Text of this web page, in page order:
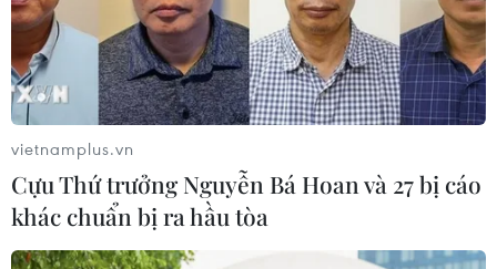
vietnamplus.vn
Cựu Thứ trưởng Nguyễn Bá Hoan và 27 bị cáo
khác chuẩn bị ra hầu tòa